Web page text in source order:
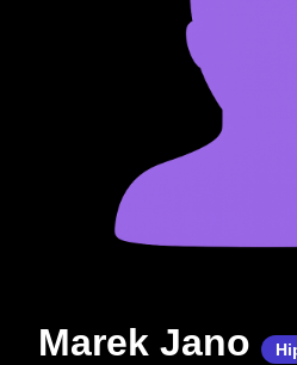
Marek Jano